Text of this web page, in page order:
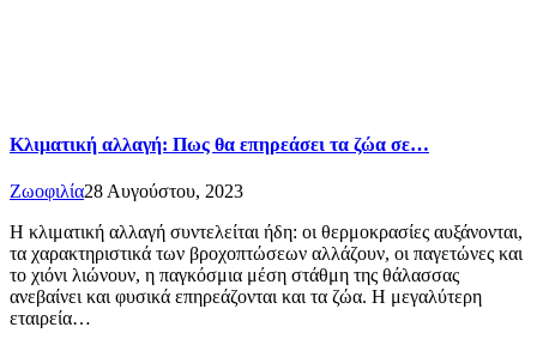
Κλιματική αλλαγή: Πως θα επηρεάσει τα ζώα σε…
Ζωοφιλία28 Αυγούστου, 2023
Η κλιματική αλλαγή συντελείται ήδη: οι θερμοκρασίες αυξάνονται,
τα χαρακτηριστικά των βροχοπτώσεων αλλάζουν, οι παγετώνες και
το χιόνι λιώνουν, η παγκόσμια μέση στάθμη της θάλασσας
ανεβαίνει και φυσικά επηρεάζονται και τα ζώα. Η μεγαλύτερη
εταιρεία…